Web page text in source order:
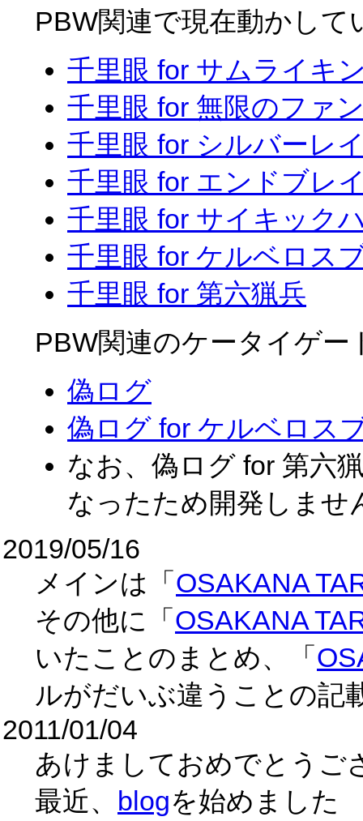
PBW関連で現在動かし
千里眼 for サムライキ
千里眼 for 無限のファ
千里眼 for シルバーレ
千里眼 for エンドブレ
千里眼 for サイキック
千里眼 for ケルベロス
千里眼 for 第六猟兵
PBW関連のケータイゲー
偽ログ
偽ログ for ケルベロス
なお、偽ログ for 第六
なったため開発しませ
2019/05/16
メインは「 OSAKANA
その他に「 OSAKANA
いたことのまとめ、「
ルがだいぶ違うことの記
2011/01/04
あけましておめでとうご
最近、 blogを始めました